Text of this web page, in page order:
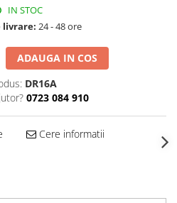
IN STOC
livrare: 24 - 48 ore
ADAUGA IN COS
DR16A
0723 084 910
Cere informatii